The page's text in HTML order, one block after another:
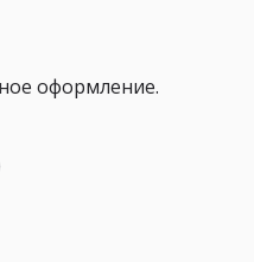
оформление.